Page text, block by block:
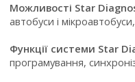
Можливості Star
автобуси і
Функції системи Star
програмування,